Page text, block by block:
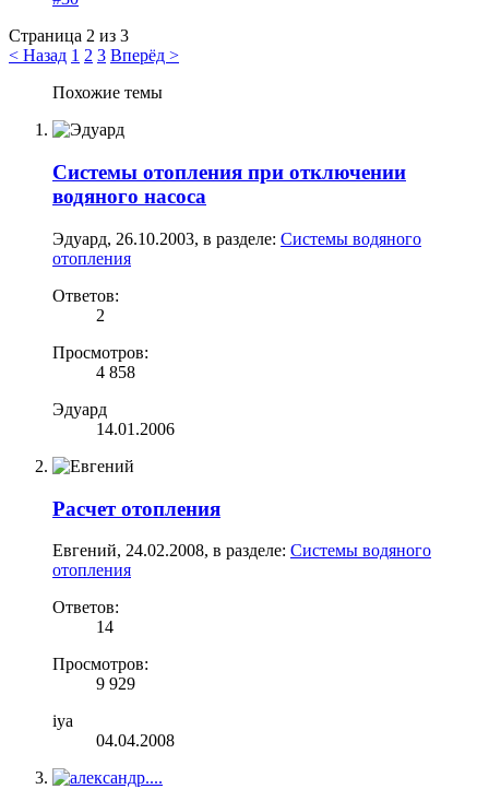
Страница 2 из 3
< Назад 1 2 3 Вперёд >
Похожие темы
Системы отопления при отключении
водяного насоса
Эдуард, 26.10.2003, в разделе: Системы водяного
отопления
Ответов:
2
Просмотров:
4 858
Эдуард
14.01.2006
Расчет отопления
Евгений, 24.02.2008, в разделе: Системы водяного
отопления
Ответов:
14
Просмотров:
9 929
iya
04.04.2008